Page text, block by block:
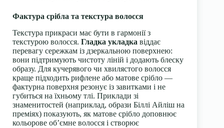
Фактура срібла та текстура волосся
Текстура прикраси має бути в гармонії з
текстурою волосся. Гладка укладка віддає
перевагу сережкам із дзеркальною поверхнею:
вони підтримують чистоту ліній і додають блеску
образу. Для кучерявого чи хвилястого волосся
краще підходить рифлене або матове срібло —
фактурна поверхня резонує із завитками і не
губиться на їхньому тлі. Приклади зі
знаменитостей (наприклад, образи Біллі Айліш на
преміях) показують, як матове срібло доповнює
кольорове об’ємне волосся і створює